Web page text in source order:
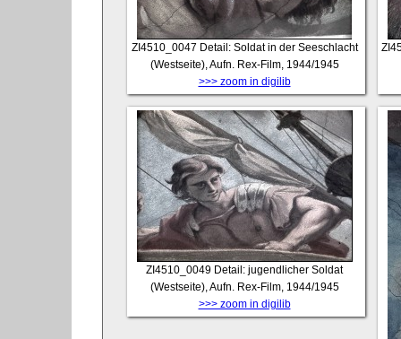
ZI4510_0047 Detail: Soldat in der Seeschlacht
(Westseite), Aufn. Rex-Film, 1944/1945
>>> zoom in digilib
ZI4510_0049 Detail: jugendlicher Soldat
(Westseite), Aufn. Rex-Film, 1944/1945
>>> zoom in digilib